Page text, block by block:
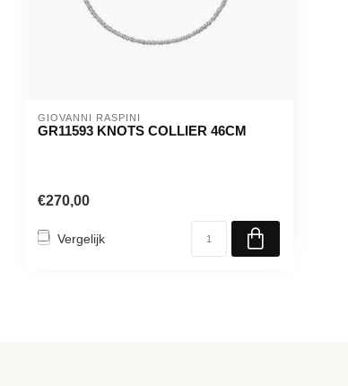
GIOVANNI RASPINI
GR11593 KNOTS COLLIER 46CM
€270,00
Vergelijk